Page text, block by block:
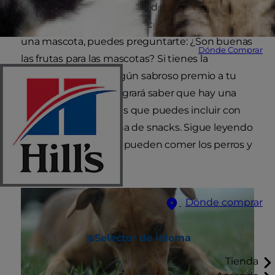
Dónde Comprar
Dónde comprar
Selector de idioma
Tienda
Son muchos los beneficios de incluir la fruta en
nuestra propia dieta, pero, como propietario de
una mascota, puedes preguntarte: ¿Son buenas
las frutas para las mascotas? Si tienes la
tentación de darle algún sabroso premio a tu
querido amigo, te alegrará saber que hay una
amplia gama de frutas que puedes incluir con
seguridad en su rutina de snacks. Sigue leyendo
para saber frutas que pueden comer los perros y
gatos y son seguras